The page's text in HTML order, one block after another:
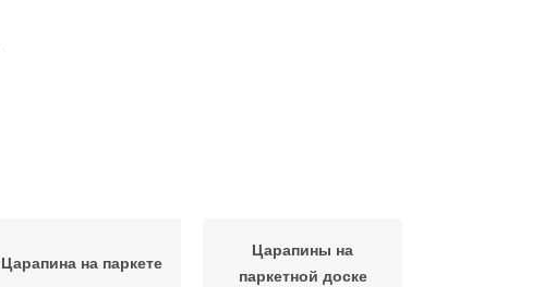
Царапина на паркете
Царапины на
паркетной доске